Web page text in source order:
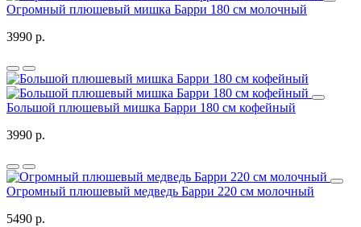
Огромный плюшевый мишка Барри 180 см молочный
3990 р.
Большой плюшевый мишка Барри 180 см кофейный
3990 р.
Огромный плюшевый медведь Барри 220 см молочный
5490 р.